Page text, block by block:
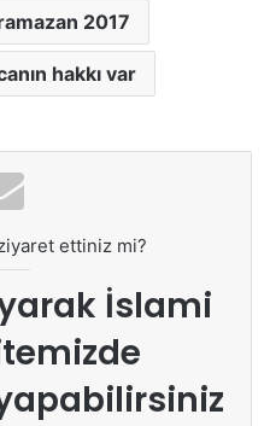
2017
hakkı var
ettiniz mi?
İslami